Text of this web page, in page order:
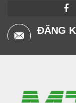
ĐĂNG